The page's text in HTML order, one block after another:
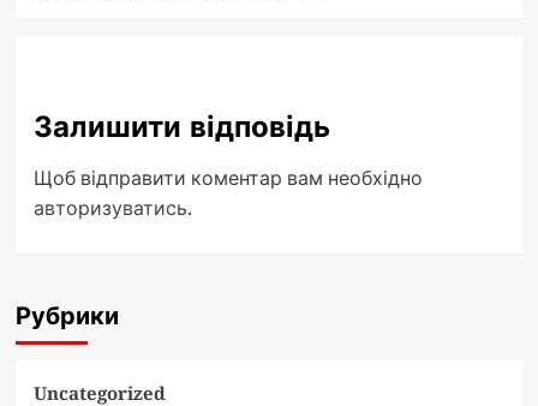
Залишити відповідь
Щоб відправити коментар вам необхідно
авторизуватись.
Рубрики
Uncategorized